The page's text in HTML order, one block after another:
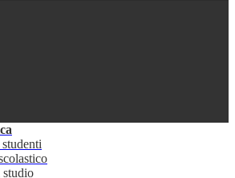
studio